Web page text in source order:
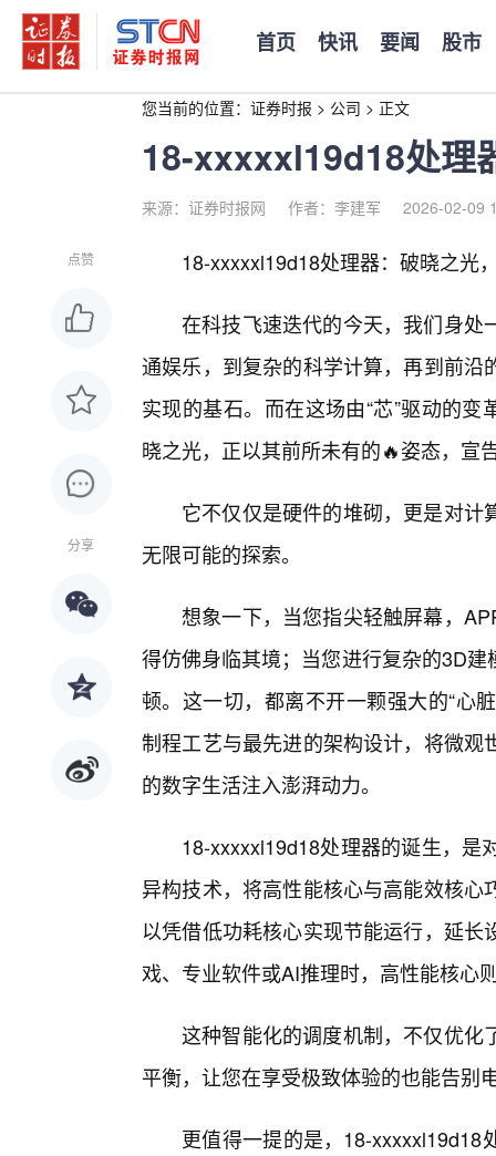
首页 快讯 要闻 股市
您当前的位置： 证券时报 > 公司 > 正文
18-xxxxxl19d18处理
来源：证券时报网 作者：李建军 2026-02-09
点赞
分享
18-xxxxxl19d18处理器：破晓之光
在科技飞速迭代的今天，我们身处
通娱乐，到复杂的科学计算，再到前
实现的基石。而在这场由“芯”驱动的
晓之光，正以其前所未有的🔥姿态，宣
它不仅仅是硬件的堆砌，更是对
无限可能的探索。
想象一下，当您指尖轻触屏幕，
得仿佛身临其境；当您进行复杂的3D
顿。这一切，都离不开一颗强大的“心
制程工艺与最先进的架构设计，将微
的数字生活注入澎湃动力。
18-xxxxxl19d18处理器的诞生，是
异构技术，将高性能核心与高能效核
以凭借低功耗核心实现节能运行，延
戏、专业软件或AI推理时，高性能核心
这种智能化的调度机制，不仅优化
平衡，让您在享受极致体验的也能告别
更值得一提的是，18-